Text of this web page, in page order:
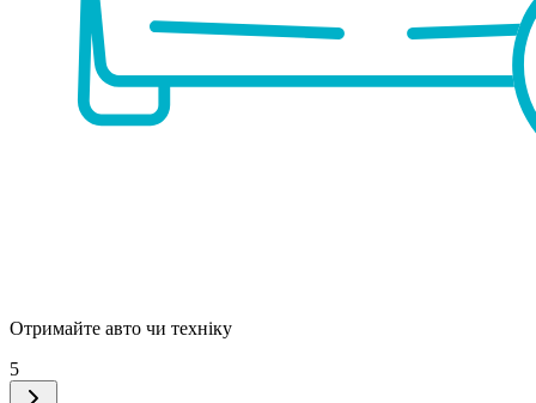
Отримайте авто чи техніку
5